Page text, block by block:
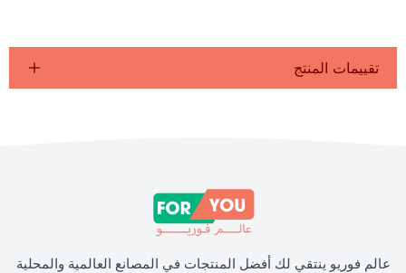
تقييمات المنتج
عالم فوريو ينتقي لك أفضل المنتجات في المصانع العالمية والمحلية